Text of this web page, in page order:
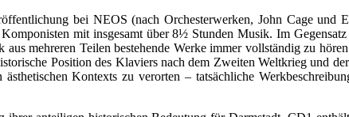
bei NEOS (nach Orchesterwerken, John Cage und
mit insgesamt über 8½ Stunden Musik. Im
mehreren Teilen bestehende Werke immer vollständig zu
Position des Klaviers nach dem Zweiten Weltkrieg und
Kontexts zu verorten – tatsächliche